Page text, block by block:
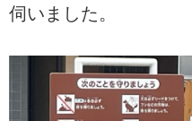
伺いました。